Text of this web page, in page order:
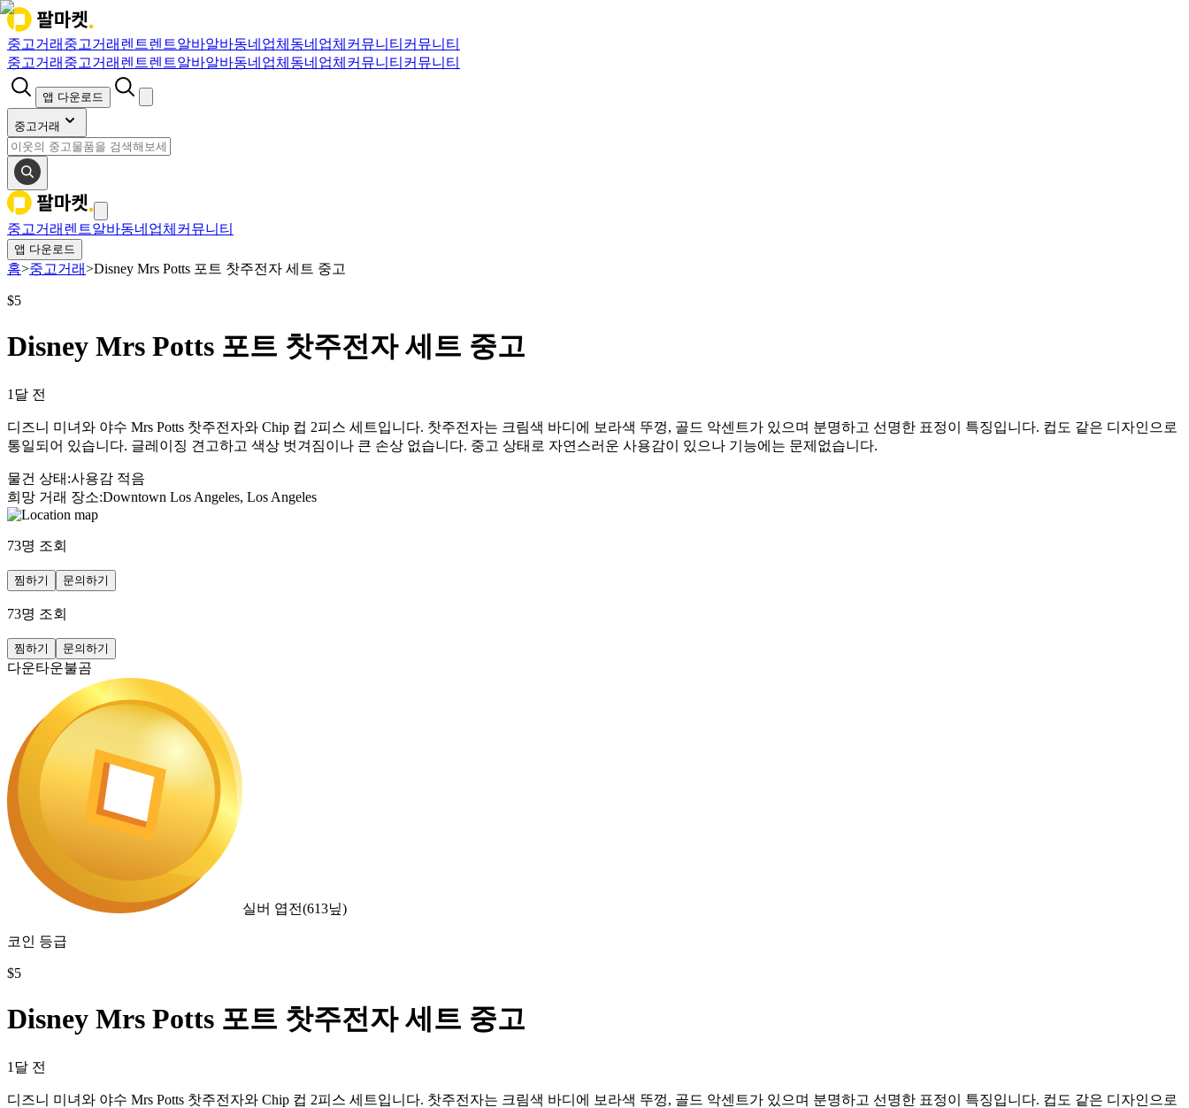
중고거래 중고거래 렌트렌트알바알바동네업체 동네업체 커뮤니티 커뮤니티
중고거래 중고거래 렌트렌트알바알바동네업체 동네업체 커뮤니티 커뮤니티
앱 다운로드
중고거래
중고거래 렌트알바동네업체 커뮤니티
앱 다운로드
홈>중고거래>Disney Mrs Potts 포트 찻주전자 세트 중고
$5
Disney Mrs Potts 포트 찻주전자 세트 중고
1달 전
디즈니 미녀와 야수 Mrs Potts 찻주전자와 Chip 컵 2피스 세트입니다. 찻주전자는 크림색 바디에 보라색 뚜껑, 골드 악센트가 있으며 분명하고 선명한 표정이 특징입니다. 컵도 같은 디자인으로
통일되어 있습니다. 글레이징 견고하고 색상 벗겨짐이나 큰 손상 없습니다. 중고 상태로 자연스러운 사용감이 있으나 기능에는 문제없습니다.
물건 상태 :사용감 적음
희망 거래 장소:Downtown Los Angeles, Los Angeles
73명 조회
찜하기 문의하기
73명 조회
찜하기 문의하기
다운타운불곰
실버 엽전(613닢)
코인 등급
$5
Disney Mrs Potts 포트 찻주전자 세트 중고
1달 전
디즈니 미녀와 야수 Mrs Potts 찻주전자와 Chip 컵 2피스 세트입니다. 찻주전자는 크림색 바디에 보라색 뚜껑, 골드 악센트가 있으며 분명하고 선명한 표정이 특징입니다. 컵도 같은 디자인으로